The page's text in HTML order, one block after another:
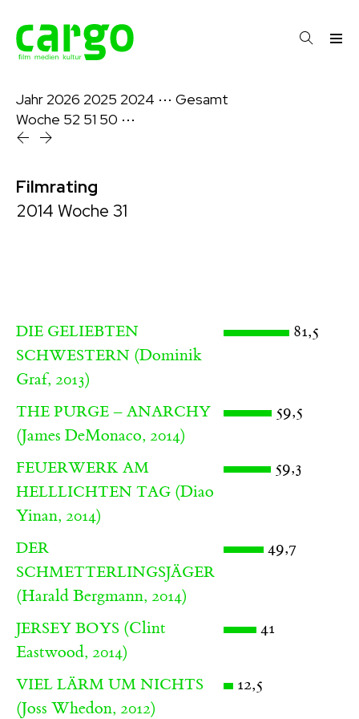
Jahr 2026 2025 2024 ⋯ Gesamt
Woche 52 51 50 ⋯
Filmrating
2014 Woche 31
DIE GELIEBTEN
SCHWESTERN (Dominik
Graf, 2013)
81,5
THE PURGE – ANARCHY
(James DeMonaco, 2014)
59,5
FEUERWERK AM
HELLLICHTEN TAG (Diao
Yinan, 2014)
59,3
DER
SCHMETTERLINGSJÄGER
(Harald Bergmann, 2014)
49,7
JERSEY BOYS (Clint
Eastwood, 2014)
41
VIEL LÄRM UM NICHTS
(Joss Whedon, 2012)
12,5